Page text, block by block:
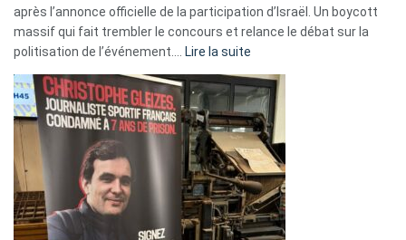
après l’annonce officielle de la participation d’Israël. Un boycott
massif qui fait trembler le concours et relance le débat sur la
politisation de l’événement.… Lire la suite
Eurovision
2026
:
Pays-
Bas,
Espagne,
Irlande
et